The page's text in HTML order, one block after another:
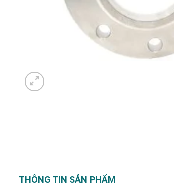
THÔNG TIN SẢN PHẨM